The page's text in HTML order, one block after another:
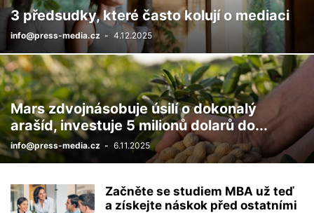
3 předsudky, které často kolují o mediaci
info@press-media.cz - 4.12.2025
Mars zdvojnásobuje úsilí o dokonalý
arašíd, investuje 5 milionů dolarů do...
info@press-media.cz - 6.11.2025
Začněte se studiem MBA už teď
a získejte náskok před ostatními